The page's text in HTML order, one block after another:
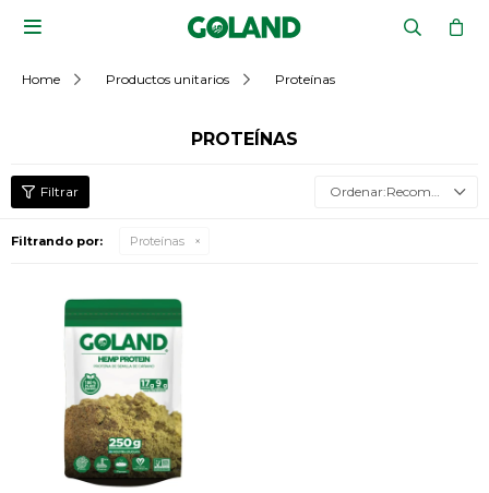

Home Productos unitarios Proteínas
PROTEÍNAS
Recomendados
Filtrando por: Proteínas